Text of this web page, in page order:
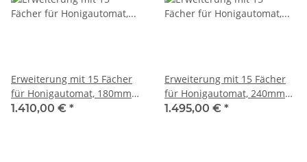
Erweiterung mit 15 Fächer
für Honigautomat, 180mm
Fachtiefe Kundenwunsch
1.410,00 € *
Erweiterung mit 15 Fächer
für Honigautomat, 240mm
Fachtiefe Kundenwunsch
1.495,00 € *